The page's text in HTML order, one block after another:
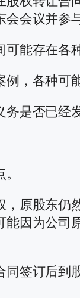
会议并参
能存在各
，各种可
是否已经
原股东
因为公
签订后